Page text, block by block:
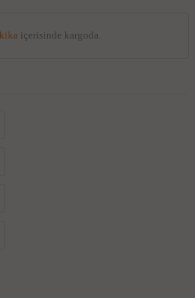
içerisinde kargoda.